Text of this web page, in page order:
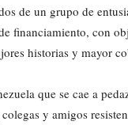
de un grupo de
financiamiento, con
historias y mayor
que se cae a
y amigos